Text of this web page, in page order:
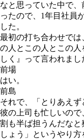
なと思っていた中で
ったので、1年目社員
した。
最初の打ち合わせでは
の人とこの人とこの
しく』って言われまし
前場
はい。
前島
それで、「とりあえず
彼の上司も忙しいの
割も半ば担うんだなと
しょう」というやり方